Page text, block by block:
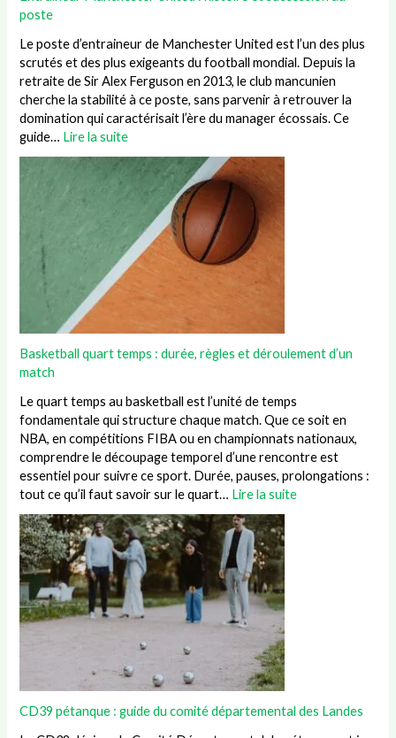
poste
Le poste d’entraineur de Manchester United est l’un des plus
scrutés et des plus exigeants du football mondial. Depuis la
retraite de Sir Alex Ferguson en 2013, le club mancunien
cherche la stabilité à ce poste, sans parvenir à retrouver la
domination qui caractérisait l’ère du manager écossais. Ce
guide… Lire la suite
Basketball quart temps : durée, règles et déroulement d’un
match
Le quart temps au basketball est l’unité de temps
fondamentale qui structure chaque match. Que ce soit en
NBA, en compétitions FIBA ou en championnats nationaux,
comprendre le découpage temporel d’une rencontre est
essentiel pour suivre ce sport. Durée, pauses, prolongations :
tout ce qu’il faut savoir sur le quart… Lire la suite
CD39 pétanque : guide du comité départemental des Landes